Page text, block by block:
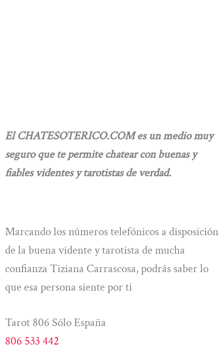
El CHATESOTERICO.COM es un medio muy
seguro que te permite chatear con buenas y
fiables videntes y tarotistas de verdad.
Marcando los números telefónicos a disposición
de la buena vidente y tarotista de mucha
confianza Tiziana Carrascosa, podrás saber lo
que esa persona siente por ti
Tarot 806 Sólo España
806 533 442